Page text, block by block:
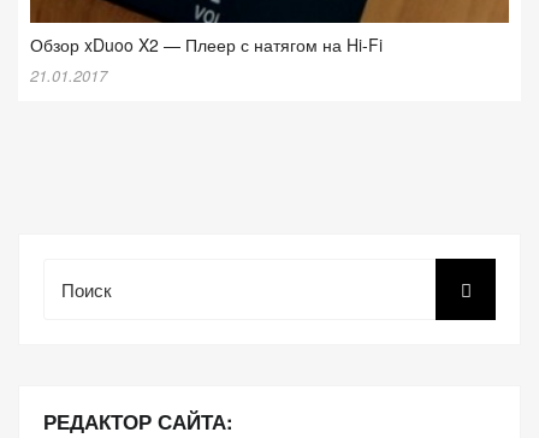
Обзор xDuoo X2 — Плеер с натягом на Hi-Fi
21.01.2017
РЕДАКТОР САЙТА: